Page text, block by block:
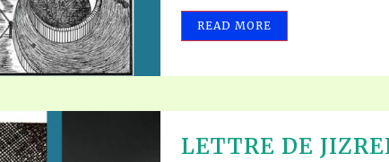
READ MORE
LETTRE DE